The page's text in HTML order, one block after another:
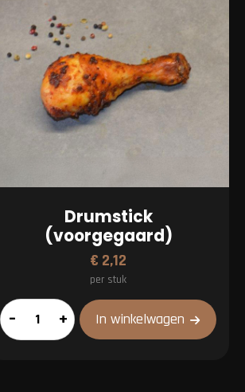
Drumstick
(voorgegaard)
€ 2,12
per stuk
Drumstick
(voorgegaard)
– + In winkelwagen